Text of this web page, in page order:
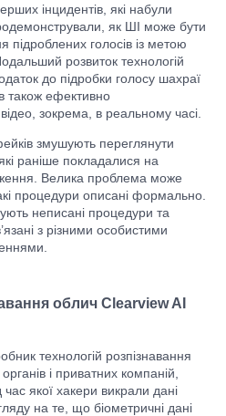
інцидентів, які набули
як ШІ може бути
підроблених голосів із метою
розвиток технологій
до підробки голосу шахраї
також ефективно
зокрема, в реальному часі.
змушують переглянути
раніше покладалися на
Велика проблема може
процедури описані формально.
неписані процедури та
з різними особистими
облич Clearview AI
технологій розпізнавання
і приватних компаній,
час якої хакери викрали дані
на те, що біометричні дані